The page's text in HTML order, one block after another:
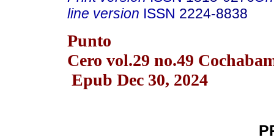
line version ISSN 2224-8838
Punto
Cero vol.29 no.49
Epub Dec 30, 2024